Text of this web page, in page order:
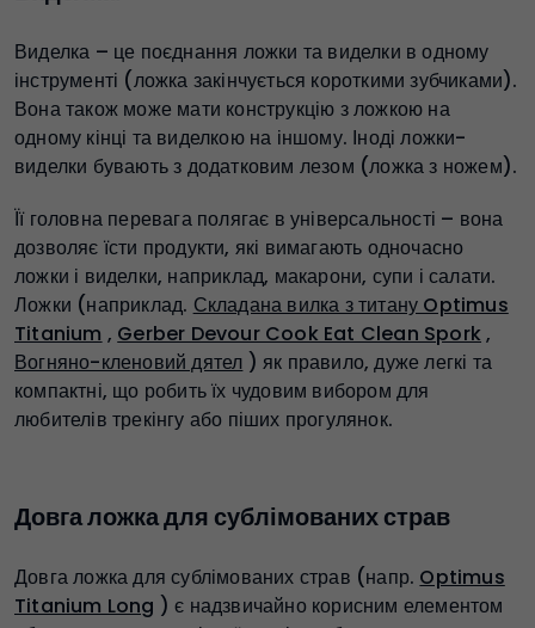
Виделка – це поєднання ложки та виделки в одному
інструменті (ложка закінчується короткими зубчиками).
Вона також може мати конструкцію з ложкою на
одному кінці та виделкою на іншому. Іноді ложки-
виделки бувають з додатковим лезом (ложка з ножем).
Її головна перевага полягає в універсальності – вона
дозволяє їсти продукти, які вимагають одночасно
ложки і виделки, наприклад, макарони, супи і салати.
Ложки (наприклад. Складана вилка з титану Optimus
Titanium , Gerber Devour Cook Eat Clean Spork ,
Вогняно-кленовий дятел ) як правило, дуже легкі та
компактні, що робить їх чудовим вибором для
любителів трекінгу або піших прогулянок.
Довга ложка для сублімованих страв
Довга ложка для сублімованих страв (напр. Optimus
Titanium Long ) є надзвичайно корисним елементом